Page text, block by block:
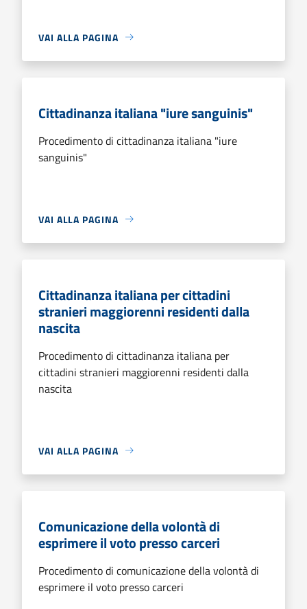
VAI ALLA PAGINA
Cittadinanza italiana "iure sanguinis"
Procedimento di cittadinanza italiana "iure
sanguinis"
VAI ALLA PAGINA
Cittadinanza italiana per cittadini
stranieri maggiorenni residenti dalla
nascita
Procedimento di cittadinanza italiana per
cittadini stranieri maggiorenni residenti dalla
nascita
VAI ALLA PAGINA
Comunicazione della volontà di
esprimere il voto presso carceri
Procedimento di comunicazione della volontà di
esprimere il voto presso carceri